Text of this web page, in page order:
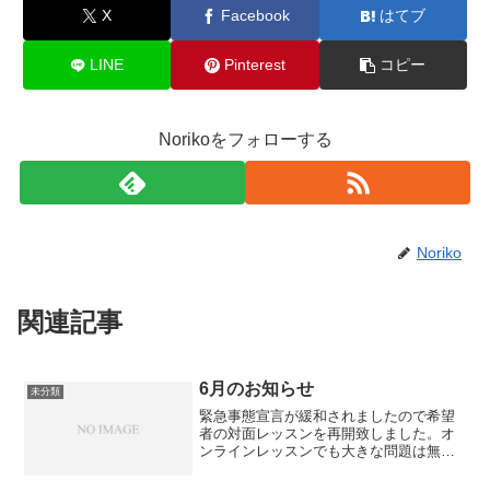
X Facebook はてブ
LINE Pinterest コピー
Norikoをフォローする
Noriko
関連記事
未分類 6月のお知らせ
緊急事態宣言が緩和されましたので希望
者の対面レッスンを再開致しました。オ
ンラインレッスンでも大きな問題は無く